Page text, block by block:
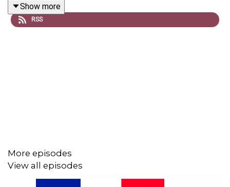
An overloaded migrant dinghy headed for the UK from
Show more
RSS
More episodes
View all episodes